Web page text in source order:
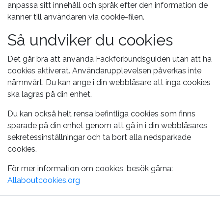
anpassa sitt innehåll och språk efter den information de
känner till användaren via cookie-filen.
Så undviker du cookies
Det går bra att använda Fackförbundsguiden utan att ha
cookies aktiverat. Användarupplevelsen påverkas inte
nämnvärt. Du kan ange i din webbläsare att inga cookies
ska lagras på din enhet.
Du kan också helt rensa befintliga cookies som finns
sparade på din enhet genom att gå in i din webbläsares
sekretessinställningar och ta bort alla nedsparkade
cookies.
För mer information om cookies, besök gärna:
Allaboutcookies.org